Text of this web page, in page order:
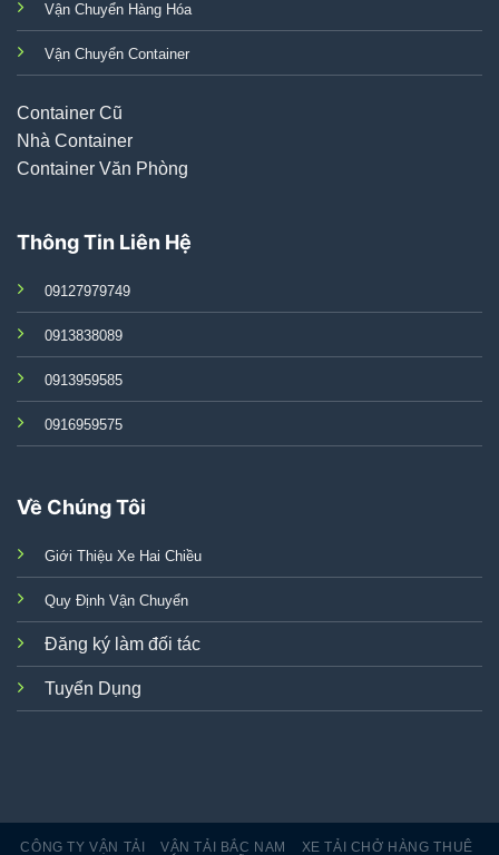
Vận Chuyển Hàng Hóa
Vận Chuyển Container
Container Cũ
Nhà Container
Container Văn Phòng
Thông Tin Liên Hệ
09127979749
0913838089
0913959585
0916959575
Về Chúng Tôi
Giới Thiệu Xe Hai Chiều
Quy Định Vận Chuyển
Đăng ký làm đối tác
Tuyển Dụng
CÔNG TY VẬN TẢI VẬN TẢI BẮC NAM XE TẢI CHỞ HÀNG THUÊ